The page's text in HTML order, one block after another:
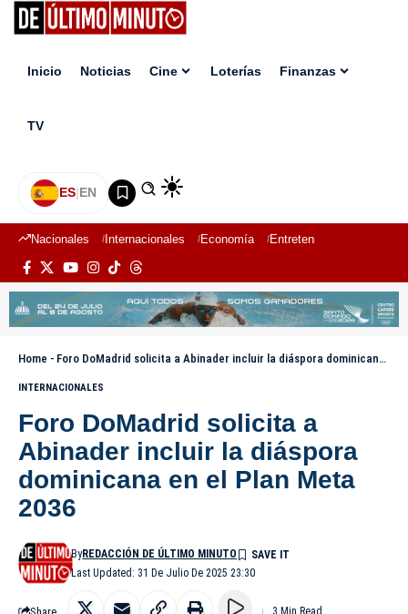
Inicio Noticias Cine Loterías Finanzas
TV
ES|EN
Nacionales Internacionales Economía Entretenimiento
Home - Foro DoMadrid solicita a Abinader incluir la diáspora dominicana en el Plan Meta 2036
INTERNACIONALES
Foro DoMadrid solicita a
Abinader incluir la diáspora
dominicana en el Plan Meta
2036
Last Updated: 31 De Julio De 2025 23:30
ByREDACCIÓN DE ÚLTIMO MINUTO